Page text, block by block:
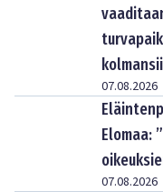
07.08.2026
Elomaa:
07.08.2026